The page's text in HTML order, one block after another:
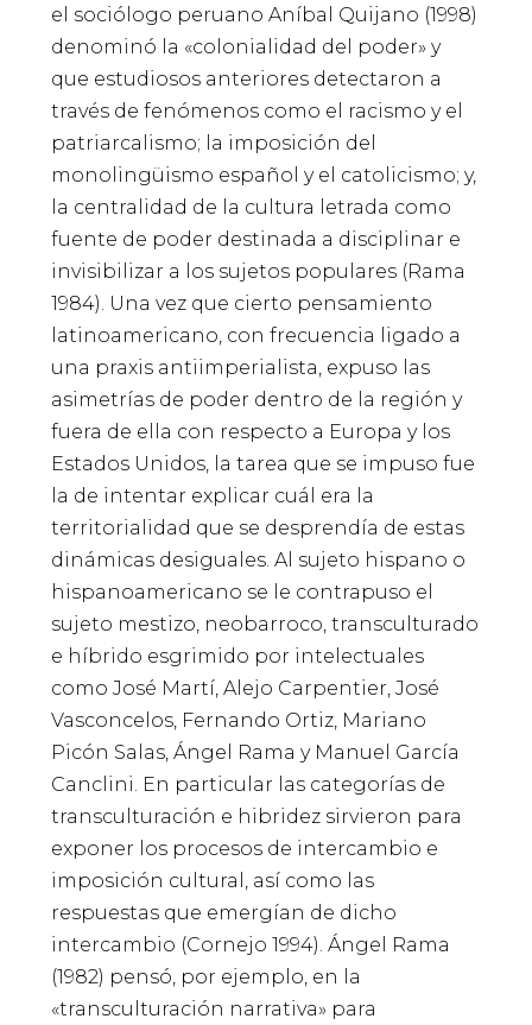
el sociólogo peruano Aníbal Quijano (1998)
denominó la «colonialidad del poder» y
que estudiosos anteriores detectaron a
través de fenómenos como el racismo y el
patriarcalismo; la imposición del
monolingüismo español y el catolicismo; y,
la centralidad de la cultura letrada como
fuente de poder destinada a disciplinar e
invisibilizar a los sujetos populares (Rama
1984). Una vez que cierto pensamiento
latinoamericano, con frecuencia ligado a
una praxis antiimperialista, expuso las
asimetrías de poder dentro de la región y
fuera de ella con respecto a Europa y los
Estados Unidos, la tarea que se impuso fue
la de intentar explicar cuál era la
territorialidad que se desprendía de estas
dinámicas desiguales. Al sujeto hispano o
hispanoamericano se le contrapuso el
sujeto mestizo, neobarroco, transculturado
e híbrido esgrimido por intelectuales
como José Martí, Alejo Carpentier, José
Vasconcelos, Fernando Ortiz, Mariano
Picón Salas, Ángel Rama y Manuel García
Canclini. En particular las categorías de
transculturación e hibridez sirvieron para
exponer los procesos de intercambio e
imposición cultural, así como las
respuestas que emergían de dicho
intercambio (Cornejo 1994). Ángel Rama
(1982) pensó, por ejemplo, en la
«transculturación narrativa» para